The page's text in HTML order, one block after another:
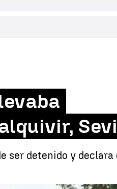
ser detenido y declara